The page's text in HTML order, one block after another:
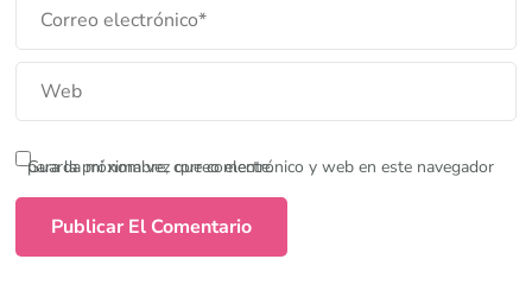
Guarda mi nombre, correo electrónico y web en este navegador para la próxima vez que comente.